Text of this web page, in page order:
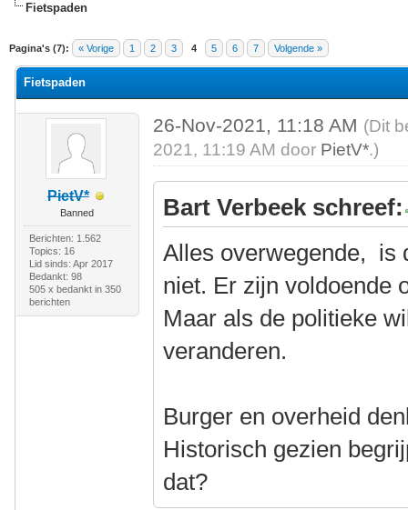
Fietspaden
Pagina's (7): « Vorige 1 2 3 4 5 6 7 Volgende »
waardering is 0
Fietspaden
PietV*
Banned
Berichten: 1.562
Topics: 16
Lid sinds: Apr 2017
Bedankt: 98
505 x bedankt in 350
berichten
26-Nov-2021, 11:18 AM (Dit
2021, 11:19 AM door PietV*.)
Bart Verbeek schreef:
Alles overwegende, is
niet. Er zijn voldoende
Maar als de politieke
veranderen.
Burger en overheid
Historisch gezien
dat?